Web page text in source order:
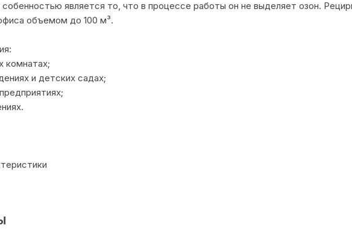
является то, что в процессе работы он не выделяет озон.
объемом до 100 м³.
комнатах;
и детских садах;